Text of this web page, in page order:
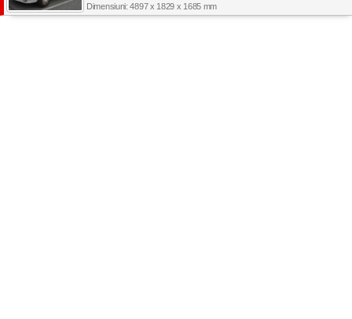
Dimensiuni: 4897 x 1829 x 1685 mm